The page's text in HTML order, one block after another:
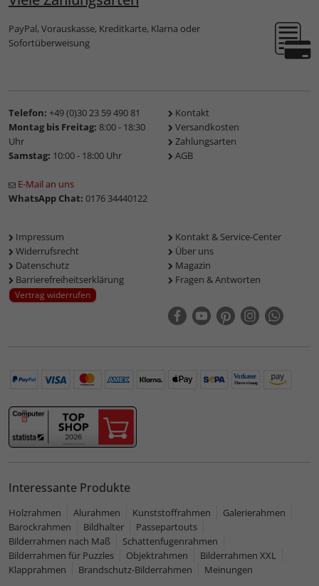
PayPal, Vorauskasse, Kreditkarte, Klarna oder
Sofortüberweisung
Telefon: +49 (0)30 23 59 490 81
Montag bis Freitag: 8:00 - 18:30
Uhr
Samstag: 10:00 - 18:00 Uhr
E-Mail an uns
WhatsApp Chat: 0176 34440122
Kontakt
Versandkosten
Zahlungsarten
AGB
Impressum
Widerrufsrecht
Datenschutz
Barrierefreiheitserklärung
Vertrag widerrufen
Kontakt & Service-Center
Über uns
Magazin
Fragen & Antworten
Interessante Produkte
Holzrahmen Alurahmen Kunststoffrahmen
Galerierahmen
Barockrahmen
Bildhalter
Passepartouts
Bilderrahmen nach Maß
Schattenfugenrahmen
Bilderrahmen für Puzzles
Objektrahmen
Bilderrahmen XXL
Klapprahmen
Brandschutz-Bilderrahmen Meinungen